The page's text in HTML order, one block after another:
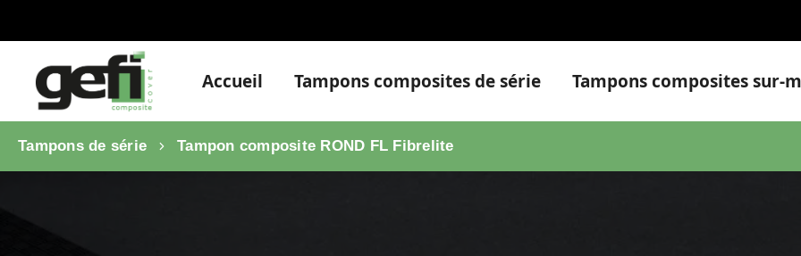
Accueil Tampons composites de série Tampons composites sur-
Tampons de série Tampon composite ROND FL Fibrelite